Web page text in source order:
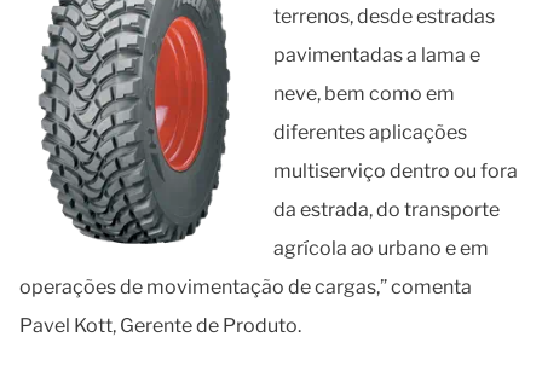
terrenos, desde estradas
pavimentadas a lama e
neve, bem como em
diferentes aplicações
multiserviço dentro ou fora
da estrada, do transporte
agrícola ao urbano e em
operações de movimentação de cargas,” comenta
Pavel Kott, Gerente de Produto.